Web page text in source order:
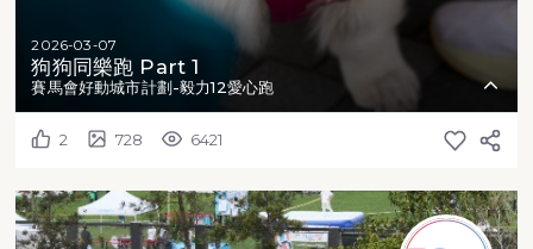
2026-03-07
狗狗同樂跑 Part 1
賽馬會好動城市計劃-毅力12愛心跑
2 728 6421